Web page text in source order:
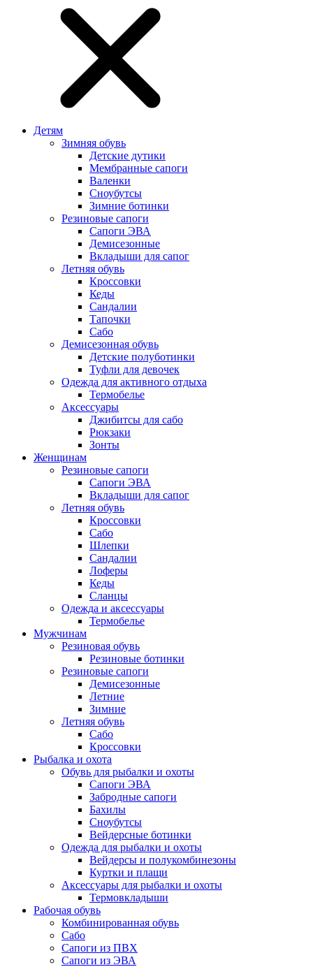
Детям
Зимняя обувь
Детские дутики
Мембранные сапоги
Валенки
Сноубутсы
Зимние ботинки
Резиновые сапоги
Сапоги ЭВА
Демисезонные
Вкладыши для сапог
Летняя обувь
Кроссовки
Кеды
Сандалии
Тапочки
Сабо
Демисезонная обувь
Детские полуботинки
Туфли для девочек
Одежда для активного отдыха
Термобелье
Аксессуары
Джибитсы для сабо
Рюкзаки
Зонты
Женщинам
Резиновые сапоги
Cапоги ЭВА
Вкладыши для сапог
Летняя обувь
Кроссовки
Сабо
Шлепки
Сандалии
Лоферы
Кеды
Сланцы
Одежда и аксессуары
Термобелье
Мужчинам
Резиновая обувь
Резиновые ботинки
Резиновые сапоги
Демисезонные
Летние
Зимние
Летняя обувь
Сабо
Кроссовки
Рыбалка и охота
Обувь для рыбалки и охоты
Сапоги ЭВА
Забродные сапоги
Бахилы
Сноубутсы
Вейдерсные ботинки
Одежда для рыбалки и охоты
Вейдерсы и полукомбинезоны
Куртки и плащи
Аксессуары для рыбалки и охоты
Термовкладыши
Рабочая обувь
Комбинированная обувь
Сабо
Сапоги из ПВХ
Сапоги из ЭВА